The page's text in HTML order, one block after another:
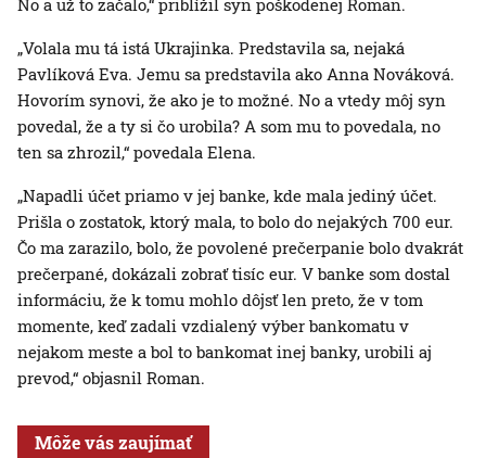
No a už to začalo,“ priblížil syn poškodenej Roman.
„Volala mu tá istá Ukrajinka. Predstavila sa, nejaká
Pavlíková Eva. Jemu sa predstavila ako Anna Nováková.
Hovorím synovi, že ako je to možné. No a vtedy môj syn
povedal, že a ty si čo urobila? A som mu to povedala, no
ten sa zhrozil,“ povedala Elena.
„Napadli účet priamo v jej banke, kde mala jediný účet.
Prišla o zostatok, ktorý mala, to bolo do nejakých 700 eur.
Čo ma zarazilo, bolo, že povolené prečerpanie bolo dvakrát
prečerpané, dokázali zobrať tisíc eur. V banke som dostal
informáciu, že k tomu mohlo dôjsť len preto, že v tom
momente, keď zadali vzdialený výber bankomatu v
nejakom meste a bol to bankomat inej banky, urobili aj
prevod,“ objasnil Roman.
Môže vás zaujímať